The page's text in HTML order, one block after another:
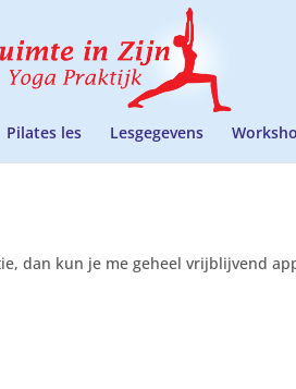
Pilates les Lesgegevens
dan kun je me geheel vrijblijvend